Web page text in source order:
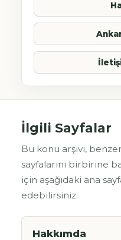
İlgili Sayfalar
Bu konu arşivi,
sayfalarını birbirine
için aşağıdaki ana
edebilirsiniz.
Hakkımda